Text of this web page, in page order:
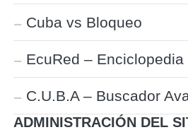
Cuba vs Bloqueo
EcuRed – Enciclopedia
C.U.B.A – Buscador
ADMINISTRACIÓN DEL